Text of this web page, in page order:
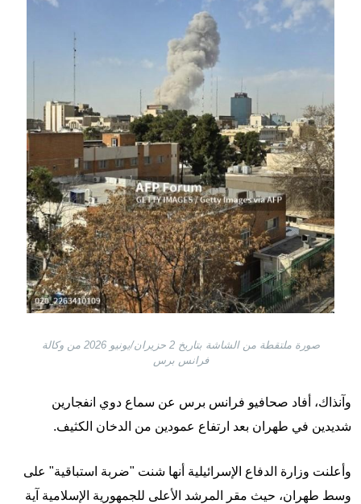
صورة ملتقطة من الشاشة بتاريخ 2 حزيران/يونيو 2026 من وكالة
فرانس برس
وآنذاك، أفاد صحافيو فرانس برس عن سماع دوي انفجارين
شديدين في طهران بعد ارتفاع عمودين من الدخان الكثيف.
وأعلنت وزارة الدفاع الإسرائيلية أنها شنت "ضربة استباقية" على
وسط طهران، حيث مقر المرشد الأعلى للجمهورية الإسلامية آية